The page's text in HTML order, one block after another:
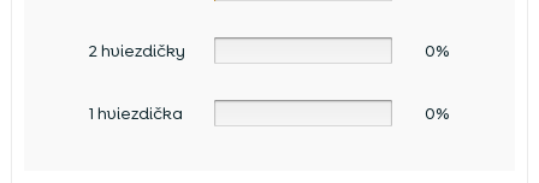
2 hviezdičky 0%
1 hviezdička 0%